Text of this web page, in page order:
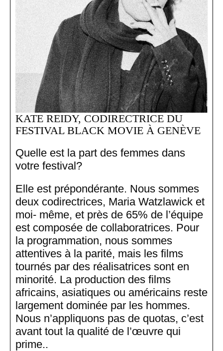
KATE REIDY, CODIRECTRICE DU
FESTIVAL BLACK MOVIE À GENÈVE
Quelle est la part des femmes dans
votre festival?
Elle est prépondérante. Nous sommes
deux codirectrices, Maria Watzlawick et
moi- même, et près de 65% de l’équipe
est composée de collaboratrices. Pour
la programmation, nous sommes
attentives à la parité, mais les films
tournés par des réalisatrices sont en
minorité. La production des films
africains, asiatiques ou américains reste
largement dominée par les hommes.
Nous n’appliquons pas de quotas, c’est
avant tout la qualité de l’œuvre qui
prime..